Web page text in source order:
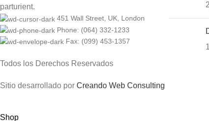
parturient.
451 Wall Street, UK, London
Phone: (064) 332-1233
Fax: (099) 453-1357
Todos los Derechos Reservados
Sitio desarrollado por Creando Web Consulting
Shop